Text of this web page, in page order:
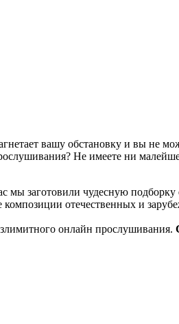
вашу обстановку и вы не
Не имеете ни
мы заготовили чудесную
отечественных и
онлайн прослушивания.
известные композиции старых
KGZ Music. Наша команда с
предварительного